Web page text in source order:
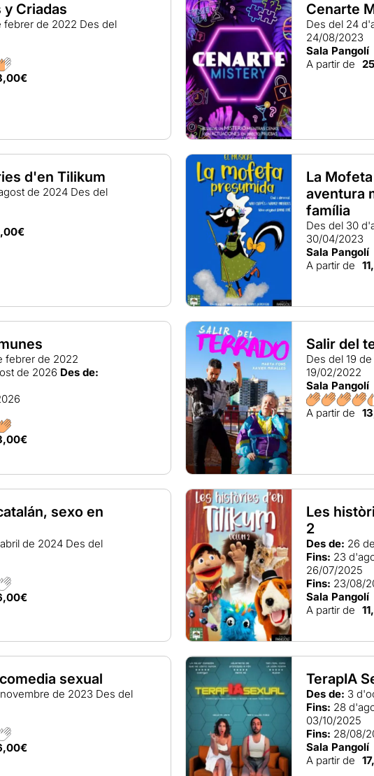
y Criadas
febrer de 2022 Des del
Cenarte
Des del 24
24/08/2023
Sala Pangolí
A partir de
d'en Tilikum
de 2024 Des del
La
aventura
família
Des del 30
30/04/2023
Sala Pangolí
A partir de
febrer de 2022
de 2026 Des de:
Salir del
Des del 19
19/02/2022
Sala Pangolí
A partir de
sexo en
de 2024 Des del
Les
2
Des de: 26
Fins: 23
26/07/2025
Fins: 23/08/
Sala Pangolí
A partir de
sexual
de 2023 Des del
TerapIA
Des de: 3
Fins: 28
03/10/2025
Fins: 28/08/
Sala Pangolí
A partir de